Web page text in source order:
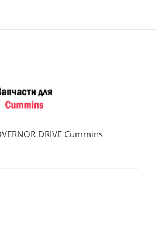
DRIVE Cummins